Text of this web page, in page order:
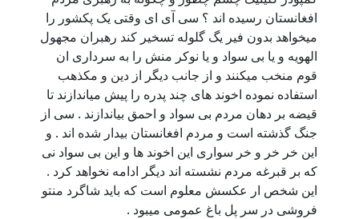
افغانستان رسیده اند ؟ سی آی ای وقتی یک پکشور را
میخواهد بدون فیر یگ گلوله تسخیر کند رهبران مجهول
الهویه و یا بی سواد و یا نوکر منش را به سرداری ان
قوم منخب میکنند و از جانب دیگر از دین و مکذهب
استفاده نموده اخوند های چند پدره را پیش میاندازند تا
قیضه بر دهان مردم بی سواد و احمق بیاندازند . سی از
جنگ گذشته است و مردم افغانستان بیدار شده اند . و
این خر خر و خر سواری این اخوند ها و این بی سواد نی
که بر قبرغه مردم نشسته اند دیگر ادامه نخواهد کرد .
این شخص ار عکسش معلوم است که باید شاگرد منتو
فروشی در سر پل باغ عمومی میبود .